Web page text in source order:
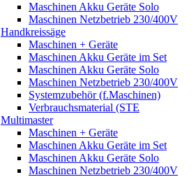
Maschinen Akku Geräte Solo
Maschinen Netzbetrieb 230/400V
Handkreissäge
Maschinen + Geräte
Maschinen Akku Geräte im Set
Maschinen Akku Geräte Solo
Maschinen Netzbetrieb 230/400V
Systemzubehör (f.Maschinen)
Verbrauchsmaterial (STE
Multimaster
Maschinen + Geräte
Maschinen Akku Geräte im Set
Maschinen Akku Geräte Solo
Maschinen Netzbetrieb 230/400V